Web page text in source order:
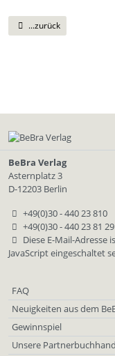
...zurück
BeBra Verlag
Asternplatz 3
D-12203 Berlin
+49(0)30 - 440 23 810
+49(0)30 - 440 23 81 29
Diese E-Mail-Adresse
JavaScript eingeschaltet
FAQ
Neuigkeiten aus dem
Gewinnspiel
Unsere